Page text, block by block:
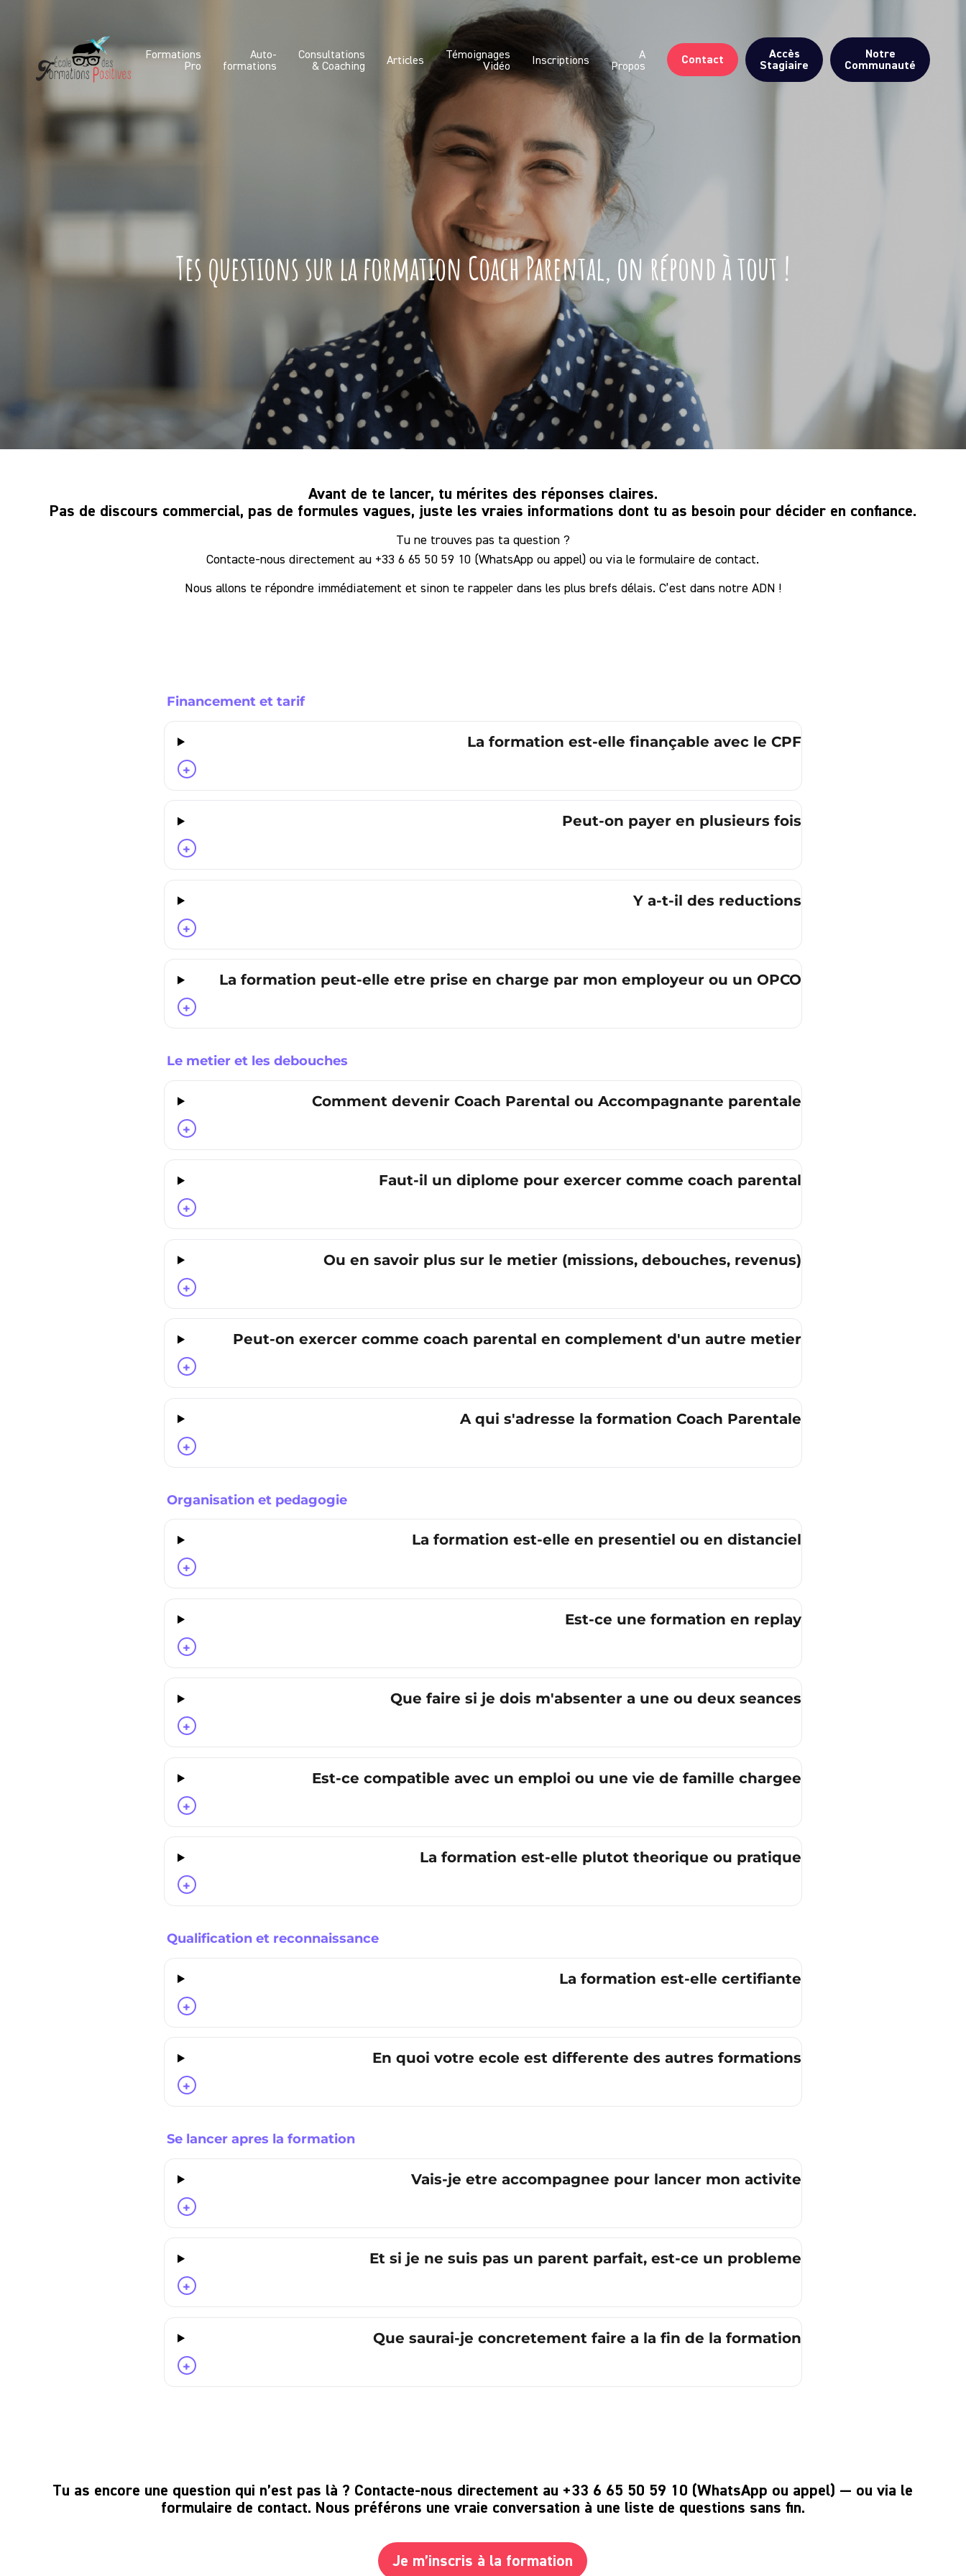
Formations
Pro
Auto-
formations
Consultations
& Coaching
Articles
Témoignages
Vidéo
Inscriptions
A
Propos
Contact Accès
Stagiaire
Notre
Communauté
Tes questions sur la formation Coach Parental, on répond à tout !
Avant de te lancer, tu mérites des réponses claires.
Pas de discours commercial, pas de formules vagues, juste les vraies informations dont tu as besoin pour décider en confiance.
Tu ne trouves pas ta question ?
Contacte-nous directement au +33 6 65 50 59 10 (WhatsApp ou appel) ou via le formulaire de contact.
Nous allons te répondre immédiatement et sinon te rappeler dans les plus brefs délais. C’est dans notre ADN !
Financement et tarif
La formation est-elle finançable avec le CPF ?
+
Peut-on payer en plusieurs fois ?
+
Y a-t-il des reductions ?
+
La formation peut-elle etre prise en charge par mon employeur ou un OPCO ?
+
Le metier et les debouches
Comment devenir Coach Parental ou Accompagnante parentale ?
+
Faut-il un diplome pour exercer comme coach parental ?
+
Ou en savoir plus sur le metier (missions, debouches, revenus) ?
+
Peut-on exercer comme coach parental en complement d'un autre metier ?
+
A qui s'adresse la formation Coach Parentale ?
+
Organisation et pedagogie
La formation est-elle en presentiel ou en distanciel ?
+
Est-ce une formation en replay ?
+
Que faire si je dois m'absenter a une ou deux seances ?
+
Est-ce compatible avec un emploi ou une vie de famille chargee ?
+
La formation est-elle plutot theorique ou pratique ?
+
Qualification et reconnaissance
La formation est-elle certifiante ?
+
En quoi votre ecole est differente des autres formations ?
+
Se lancer apres la formation
Vais-je etre accompagnee pour lancer mon activite ?
+
Et si je ne suis pas un parent parfait, est-ce un probleme ?
+
Que saurai-je concretement faire a la fin de la formation ?
+
Tu as encore une question qui n’est pas là ? Contacte-nous directement au +33 6 65 50 59 10 (WhatsApp ou appel) — ou via le
formulaire de contact. Nous préférons une vraie conversation à une liste de questions sans fin.
Je m’inscris à la formation